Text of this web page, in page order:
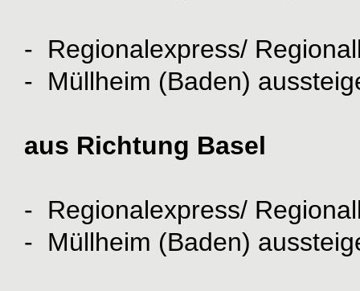
- Regionalexpress/
- Müllheim (Baden)
aus Richtung Basel
- Regionalexpress/
- Müllheim (Baden)